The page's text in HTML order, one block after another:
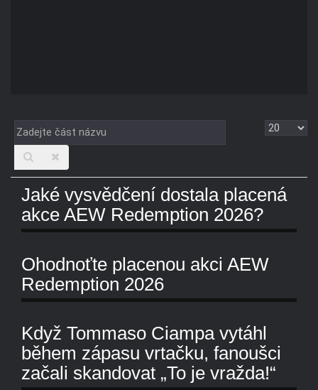
Zadejte
část
názvu
Zobrazit
Jaké vysvědčení dostala placená
akce AEW Redemption 2026?
Ohodnoťte placenou akci AEW
Redemption 2026
Když Tommaso Ciampa vytáhl
během zápasu vrtačku, fanoušci
začali skandovat „To je vražda!“